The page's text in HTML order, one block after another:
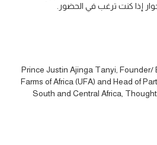
إذا كنت ترغب في الحضور.
Prince Justin Ajinga Tanyi, Founder/
Farms of Africa (UFA) and Head of
South and Central Africa,